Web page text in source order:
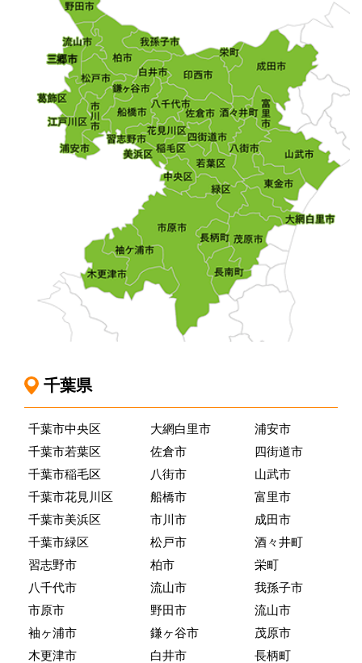
千葉県
千葉市中央区
千葉市若葉区
千葉市稲毛区
千葉市花見川区
千葉市美浜区
千葉市緑区
習志野市
八千代市
市原市
袖ヶ浦市
木更津市
大網白里市
佐倉市
八街市
船橋市
市川市
松戸市
柏市
流山市
野田市
鎌ヶ谷市
白井市
浦安市
四街道市
山武市
富里市
成田市
酒々井町
栄町
我孫子市
流山市
茂原市
長柄町